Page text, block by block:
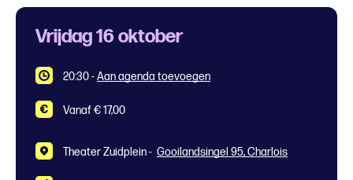
Vrijdag 16 oktober
20:30-Aan agenda toevoegen
Vanaf € 17,00
Theater Zuidplein - Gooilandsingel 95, Charlois